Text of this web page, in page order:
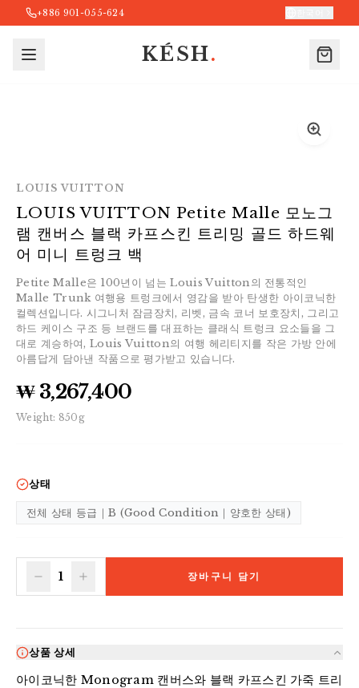
+886 901-055-624
KÉSH.
LOUIS VUITTON
LOUIS VUITTON Petite Malle 모노그
램 캔버스 블랙 카프스킨 트리밍 골드 하드웨
어 미니 트렁크 백
Petite Malle은 100년이 넘는 Louis Vuitton의 전통적인
Malle Trunk 여행용 트렁크에서 영감을 받아 탄생한 아이코닉한
컬렉션입니다. 시그니처 잠금장치, 리벳, 금속 코너 보호장치, 그리고
하드 케이스 구조 등 브랜드를 대표하는 클래식 트렁크 요소들을 그
대로 계승하여, Louis Vuitton의 여행 헤리티지를 작은 가방 안에
아름답게 담아낸 작품으로 평가받고 있습니다.
₩ 3,267,400
Weight: 850 g
상태
전체 상태 등급｜B (Good Condition｜양호한 상태)
1 장바구니 담기
상품 상세
아이코닉한 Monogram 캔버스와 블랙 카프스킨 가죽 트리